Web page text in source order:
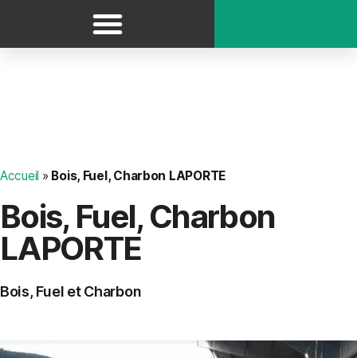
Accueil » Bois, Fuel, Charbon LAPORTE
Bois, Fuel, Charbon
LAPORTE
Bois, Fuel et Charbon